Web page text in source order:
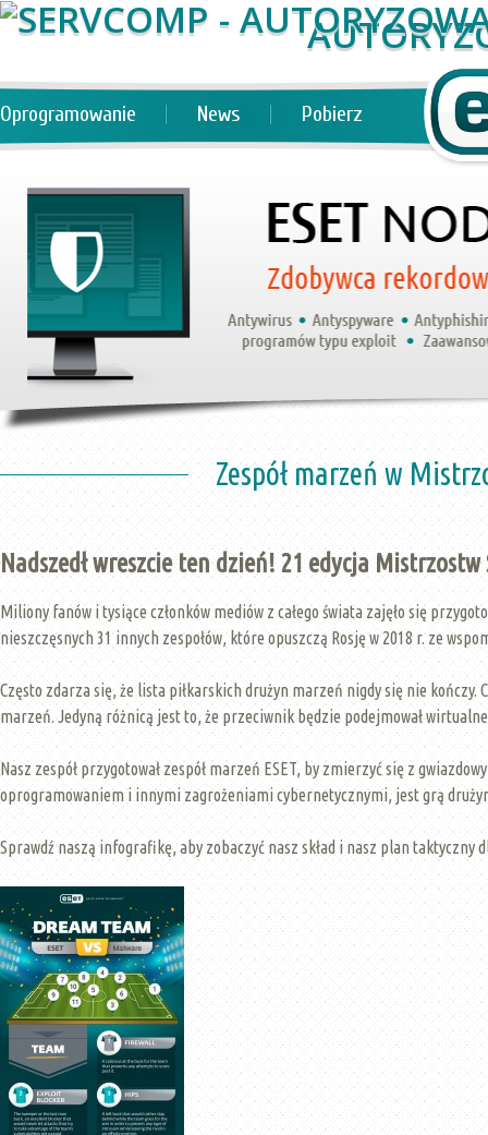
Oprogramowanie News Pobierz
Zespół marzeń w
Nadszedł wreszcie ten dzień! 21 edycja Mistrzostw
Miliony fanów i tysiące członków mediów z całego świata zajęło się
nieszczęsnych 31 innych zespołów, które opuszczą Rosję w 2018 r. ze
Często zdarza się, że lista piłkarskich drużyn marzeń nigdy się nie kończy.
marzeń. Jedyną różnicą jest to, że przeciwnik będzie podejmował
Nasz zespół przygotował zespół marzeń ESET, by zmierzyć się z
oprogramowaniem i innymi zagrożeniami cybernetycznymi, jest grą
Sprawdź naszą infografikę, aby zobaczyć nasz skład i nasz plan taktyczny